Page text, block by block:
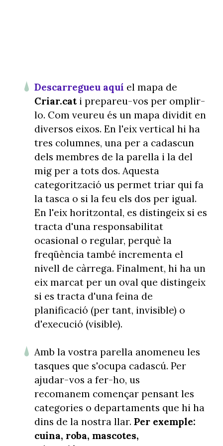
Descarregueu aquí el mapa de
Criar.cati prepareu-vos per omplir-
lo. Com veureu és un mapa dividit en
diversos eixos. En l'eix vertical hi ha
tres columnes, una per a cadascun
dels membres de la parella i la del
mig per a tots dos. Aquesta
categorització us permet triar qui fa
la tasca o si la feu els dos per igual.
En l'eix horitzontal, es distingeix si es
tracta d'una responsabilitat
ocasional o regular, perquè la
freqüència també incrementa el
nivell de càrrega. Finalment, hi ha un
eix marcat per un oval que distingeix
si es tracta d'una feina de
planificació (per tant, invisible) o
d'execució (visible).
Amb la vostra parella anomeneu les
tasques que s'ocupa cadascú. Per
ajudar-vos a fer-ho, us
recomanem començar pensant les
categories o departaments que hi ha
dins de la nostra llar. Per exemple:
cuina, roba, mascotes,